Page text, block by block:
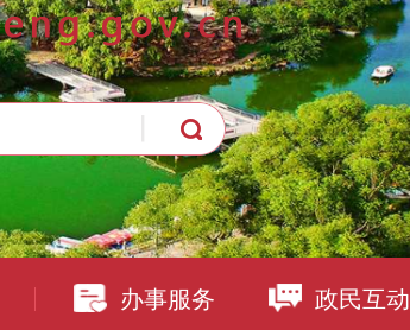
办事服务 政民互动